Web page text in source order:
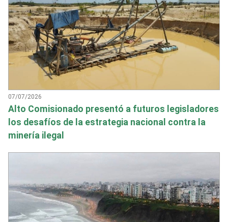
07/07/2026
Alto Comisionado presentó a futuros legisladores
los desafíos de la estrategia nacional contra la
minería ilegal